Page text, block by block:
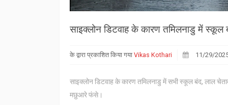
साइक्लोन डिटवाह के कारण तमिलनाडु में स्कूल
के द्वारा प्रकाशित किया गया Vikas Kothari 11/29/
साइक्लोन डिटवाह के कारण तमिलनाडु में सभी स्कूल बंद, लाल
मछुआरे फंसे।